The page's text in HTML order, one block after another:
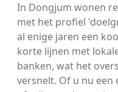
In Dongjum wonen
met het profiel
al enige jaren een
korte lijnen met
banken, wat het
versnelt. Of u nu